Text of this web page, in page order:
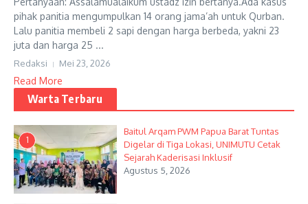
pihak panitia mengumpulkan 14 orang jama’ah untuk Qurban.
Lalu panitia membeli 2 sapi dengan harga berbeda, yakni 23
juta dan harga 25 ...
Redaksi Mei 23, 2026
Read More
Warta Terbaru
1
Baitul Arqam PWM Papua Barat Tuntas
Digelar di Tiga Lokasi, UNIMUTU Cetak
Sejarah Kaderisasi Inklusif
Agustus 5, 2026